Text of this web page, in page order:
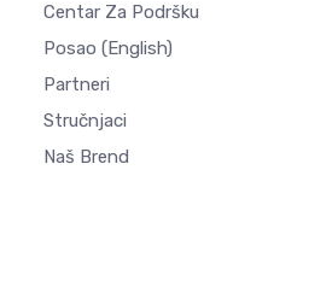
Centar Za Podršku
Posao (English)
Partneri
Stručnjaci
Naš Brend